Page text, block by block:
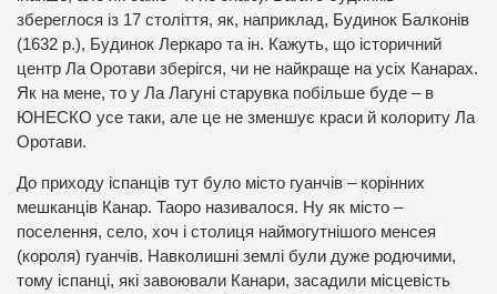
збереглося із 17 століття, як, наприклад, Будинок Балконів
(1632 р.), Будинок Леркаро та ін. Кажуть, що історичний
центр Ла Оротави зберігся, чи не найкраще на усіх Канарах.
Як на мене, то у Ла Лагуні старувка побільше буде – в
ЮНЕСКО усе таки, але це не зменшує краси й колориту Ла
Оротави.
До приходу іспанців тут було місто гуанчів – корінних
мешканців Канар. Таоро називалося. Ну як місто –
поселення, село, хоч і столиця наймогутнішого менсея
(короля) гуанчів. Навколишні землі були дуже родючими,
тому іспанці, які завоювали Канари, засадили місцевість